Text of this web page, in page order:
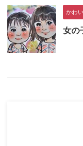
かわ
女の